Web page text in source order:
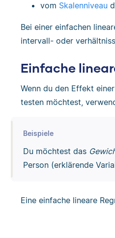
vom Skalenniveau
Bei einer einfachen
intervall- oder
Einfache
Wenn du den Effekt
testen möchtest,
Beispiele
Du möchtest das
Person (erklärende
Eine einfache lineare